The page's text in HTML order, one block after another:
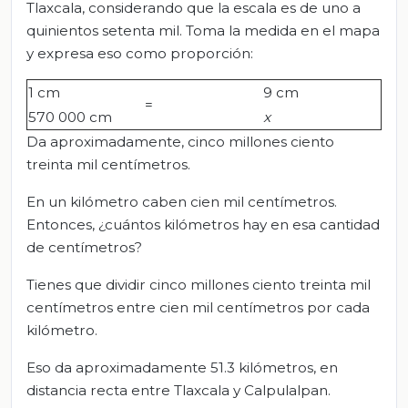
Tlaxcala, considerando que la escala es de uno a
quinientos setenta mil. Toma la medida en el mapa
y expresa eso como proporción:
1 cm
=
9 cm
570 000 cm
x
Da aproximadamente, cinco millones ciento
treinta mil centímetros.
En un kilómetro caben cien mil centímetros.
Entonces, ¿cuántos kilómetros hay en esa cantidad
de centímetros?
Tienes que dividir cinco millones ciento treinta mil
centímetros entre cien mil centímetros por cada
kilómetro.
Eso da aproximadamente 51.3 kilómetros, en
distancia recta entre Tlaxcala y Calpulalpan.